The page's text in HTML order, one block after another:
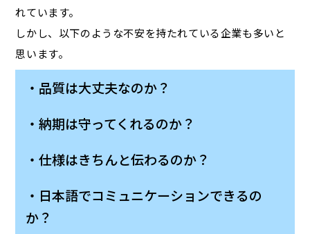
れています。
しかし、以下のような不安を持たれている企業も多いと
思います。
・品質は大丈夫なのか？
・納期は守ってくれるのか？
・仕様はきちんと伝わるのか？
・日本語でコミュニケーションできるの
か？